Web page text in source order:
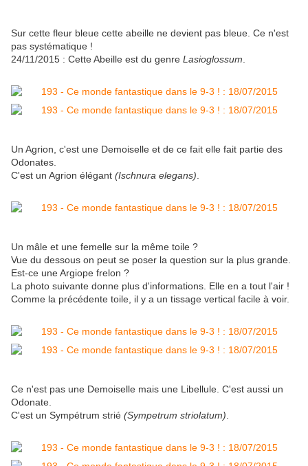
Sur cette fleur bleue cette abeille ne devient pas bleue. Ce n'est
pas systématique !
24/11/2015 : Cette Abeille est du genre Lasioglossum
Un Agrion, c'est une Demoiselle et de ce fait elle fait partie des
Odonates.
C'est un Agrion élégant (Ischnura elegans)
Un mâle et une femelle sur la même toile ?
Vue du dessous on peut se poser la question sur la plus grande.
Est-ce une Argiope frelon ?
La photo suivante donne plus d'informations. Elle en a tout l'air !
Comme la précédente toile, il y a un tissage vertical facile à voir.
Ce n'est pas une Demoiselle mais une Libellule. C'est aussi un
Odonate.
C'est un Sympétrum strié (Sympetrum striolatum)